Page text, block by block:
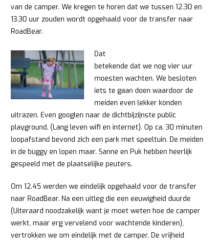
van de camper. We kregen te horen dat we tussen 12.30 en
13.30 uur zouden wordt opgehaald voor de transfer naar
RoadBear.
Dat
betekende dat we nog vier uur
moesten wachten. We besloten
iets te gaan doen waardoor de
meiden even lekker konden
uitrazen. Even googlen naar de dichtbijzijnste public
playground. (Lang leven wifi en internet). Op ca. 30 minuten
loopafstand bevond zich een park met speeltuin. De meiden
in de buggy en lopen maar. Sanne en Puk hebben heerlijk
gespeeld met de plaatselijke peuters.
Om 12.45 werden we eindelijk opgehaald voor de transfer
naar RoadBear. Na een uitleg die een eeuwigheid duurde
(Uiteraard noodzakelijk want je moet weten hoe de camper
werkt, maar erg vervelend voor wachtende kinderen),
vertrokken we om eindelijk met de camper. De vrijheid